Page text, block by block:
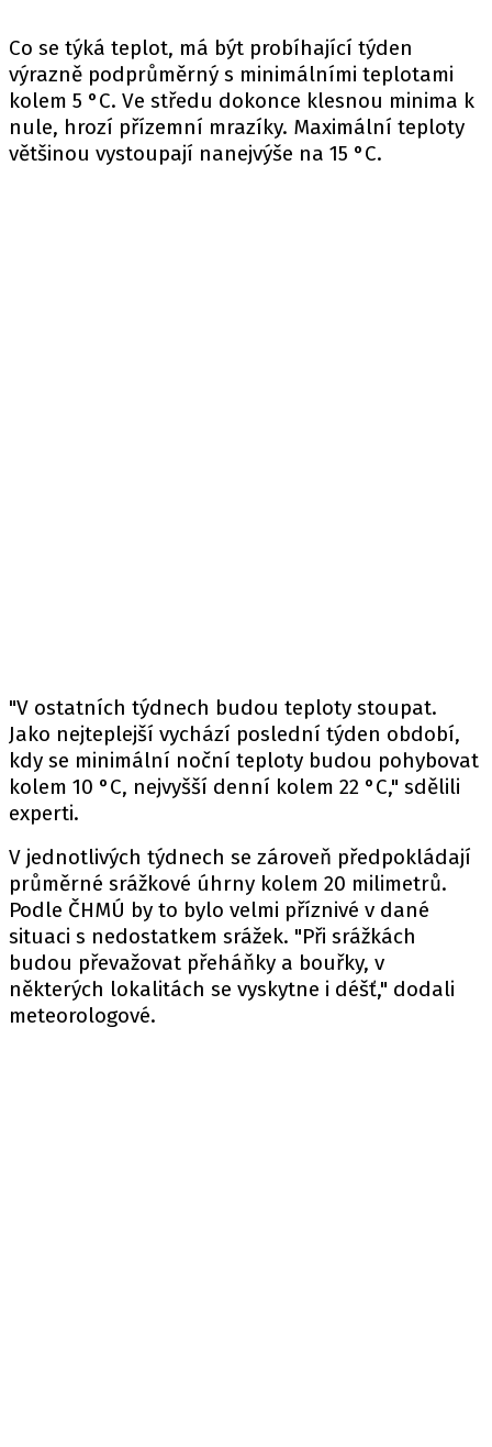
Co se týká teplot, má být probíhající týden
výrazně podprůměrný s minimálními teplotami
kolem 5 °C. Ve středu dokonce klesnou minima k
nule, hrozí přízemní mrazíky. Maximální teploty
většinou vystoupají nanejvýše na 15 °C.
"V ostatních týdnech budou teploty stoupat.
Jako nejteplejší vychází poslední týden období,
kdy se minimální noční teploty budou pohybovat
kolem 10 °C, nejvyšší denní kolem 22 °C," sdělili
experti.
V jednotlivých týdnech se zároveň předpokládají
průměrné srážkové úhrny kolem 20 milimetrů.
Podle ČHMÚ by to bylo velmi příznivé v dané
situaci s nedostatkem srážek. "Při srážkách
budou převažovat přeháňky a bouřky, v
některých lokalitách se vyskytne i déšť," dodali
meteorologové.